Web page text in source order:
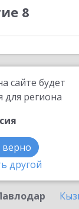
8
сайте будет
для региона
верно
другой
1С-ОФД
ОФД